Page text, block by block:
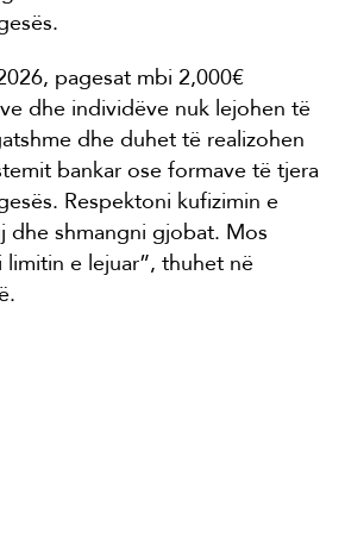
pagesat mbi 2,000€
dhe individëve nuk lejohen të
dhe duhet të realizohen
bankar ose formave të tjera
Respektoni kufizimin e
dhe shmangni gjobat. Mos
limitin e lejuar”, thuhet në